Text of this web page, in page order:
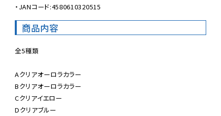
・JANコード:4580610320515
商品内容
全5種類
Aクリアオーロラカラー
Bクリアオーロラカラー
Cクリアイエロー
Dクリアブルー